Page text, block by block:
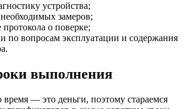
устройства;
замеров;
о поверке;
по вопросам эксплуатации и содержания
выполнения
— это деньги, поэтому стараемся